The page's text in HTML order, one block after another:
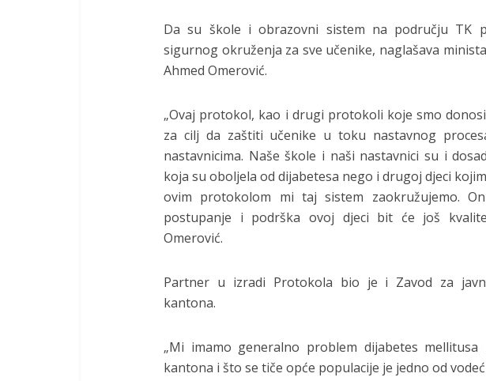
Da su škole i obrazovni sistem na području TK
sigurnog okruženja za sve učenike, naglašava
Ahmed Omerović.
„Ovaj protokol, kao i drugi protokoli koje smo
za cilj da zaštiti učenike u toku nastavnog
nastavnicima. Naše škole i naši nastavnici su i
koja su oboljela od dijabetesa nego i drugoj djeci
ovim protokolom mi taj sistem zaokružujemo.
postupanje i podrška ovoj djeci bit će još
Omerović.
Partner u izradi Protokola bio je i Zavod za
kantona.
„Mi imamo generalno problem dijabetes
kantona i što se tiče opće populacije je jedno od